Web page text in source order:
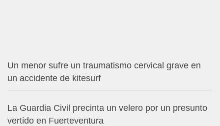
Un menor sufre un traumatismo cervical grave en
un accidente de kitesurf
La Guardia Civil precinta un velero por un presunto
vertido en Fuerteventura